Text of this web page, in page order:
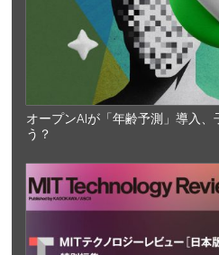
オープンAIが「年齢予測」導入、
う？